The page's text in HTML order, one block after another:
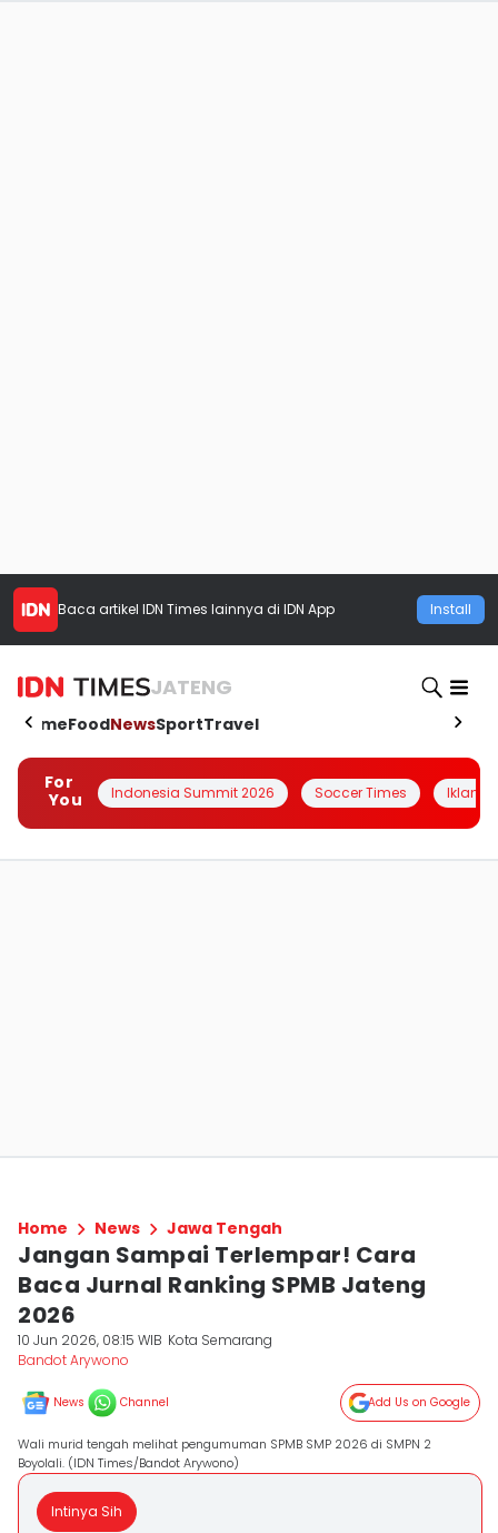
Baca artikel IDN Times lainnya di IDN App Install
JATENG
HomeFoodNewsSportTravel
For
You
Indonesia Summit 2026 Soccer Times Iklanin
Home News Jawa Tengah
Jangan Sampai Terlempar! Cara
Baca Jurnal Ranking SPMB Jateng
2026
10 Jun 2026, 08:15 WIB Kota Semarang
Bandot Arywono
News Channel Add Us on Google
Wali murid tengah melihat pengumuman SPMB SMP 2026 di SMPN 2
Boyolali. (IDN Times/Bandot Arywono)
Intinya Sih